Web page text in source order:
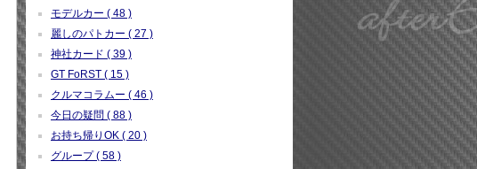
モデルカー ( 48 )
麗しのパトカー ( 27 )
神社カード ( 39 )
GT FoRST ( 15 )
クルマコラムー ( 46 )
今日の疑問 ( 88 )
お持ち帰りOK ( 20 )
グループ ( 58 )